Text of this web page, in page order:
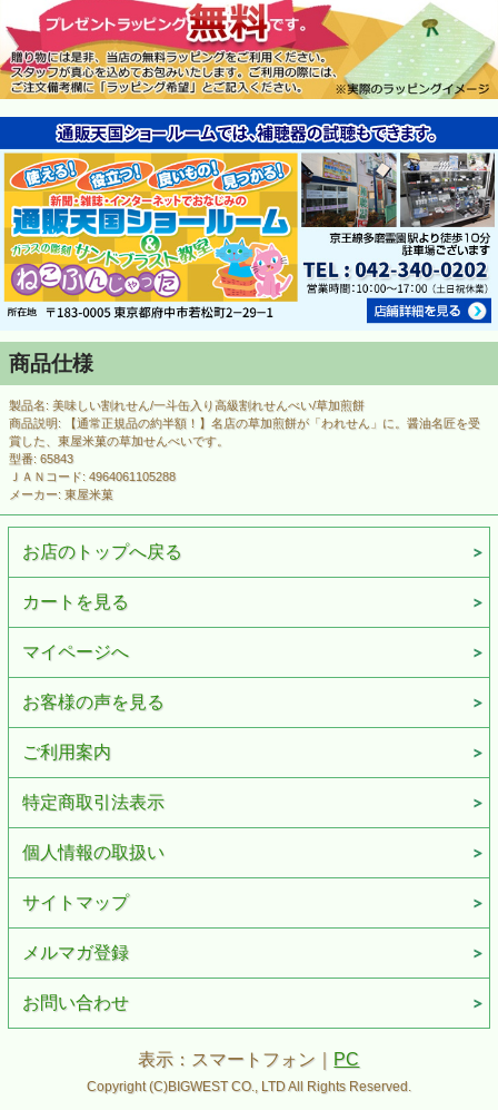
商品仕様
製品名: 美味しい割れせん/一斗缶入り高級割れせんべい/草加煎餅
商品説明: 【通常正規品の約半額！】名店の草加煎餅が「われせん」に。醤油名匠を受
賞した、東屋米菓の草加せんべいです。
型番: 65843
ＪＡＮコード: 4964061105288
メーカー: 東屋米菓
お店のトップへ戻る
カートを見る
マイページへ
お客様の声を見る
ご利用案内
特定商取引法表示
個人情報の取扱い
サイトマップ
メルマガ登録
お問い合わせ
表示：スマートフォン｜ PC
Copyright (C)BIGWEST CO., LTD All Rights Reserved.